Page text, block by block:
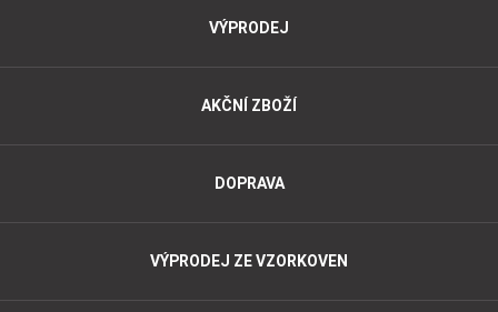
VÝPRODEJ
AKČNÍ ZBOŽÍ
DOPRAVA
VÝPRODEJ ZE VZORKOVEN